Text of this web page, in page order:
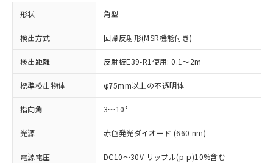
形状 角型
検出方式 回帰反射形(MSR機能付き)
検出距離 反射板E39-R1使用: 0.1～2m
標準検出物体 φ75mm以上の不透明体
指向角 3～10°
光源 赤色発光ダイオード (660 nm)
電源電圧 DC10～30V リップル(p-p)10%含む